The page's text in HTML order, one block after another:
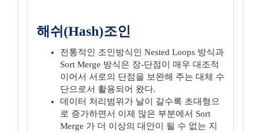
해쉬(Hash)조인
전통적인 조인방식인 Nested Loops 방식과
Sort Merge 방식은 장-단점이 매우 대조적
이어서 서로의 단점을 보완해 주는 대체 수
단으로서 활용되어 왔다.
데이터 처리범위가 날이 갈수록 초대형으
로 증가하면서 이제 많은 부분에서 Sort
Merge 가 더 이상의 대안이 될 수 없는 지